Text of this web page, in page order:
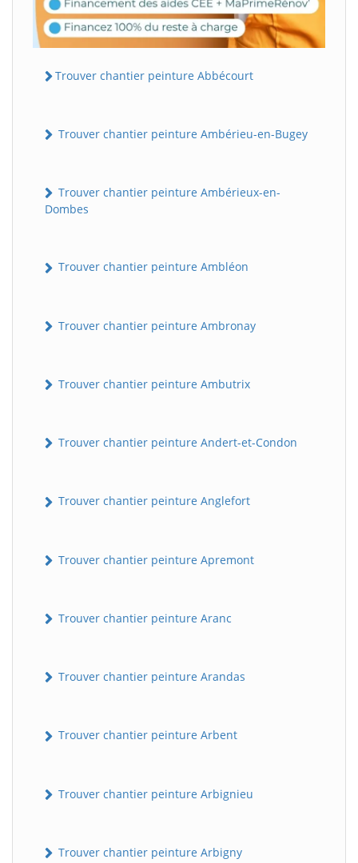
Trouver chantier peinture Abbécourt
Trouver chantier peinture Ambérieu-en-Bugey
Trouver chantier peinture Ambérieux-en-
Dombes
Trouver chantier peinture Ambléon
Trouver chantier peinture Ambronay
Trouver chantier peinture Ambutrix
Trouver chantier peinture Andert-et-Condon
Trouver chantier peinture Anglefort
Trouver chantier peinture Apremont
Trouver chantier peinture Aranc
Trouver chantier peinture Arandas
Trouver chantier peinture Arbent
Trouver chantier peinture Arbignieu
Trouver chantier peinture Arbigny